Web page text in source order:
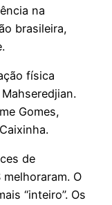
na
brasileira,
física
Gomes,
de
O
“inteiro”. Os